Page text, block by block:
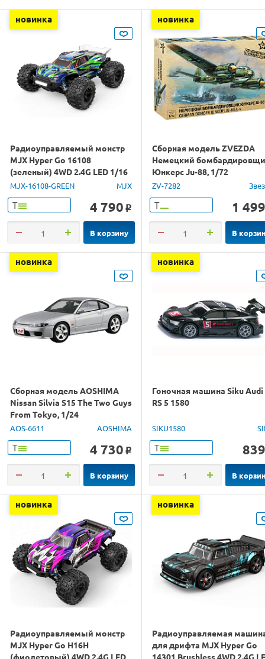
новинка
Радиоуправляемый монстр
MJX Hyper Go 16108
(зеленый) 4WD 2.4G LED 1/16
RTR
MJX-16108-GREEN MJX
Т 4 790 o
В корзину
новинка
Сборная модель ZVEZDA
Немецкий
Юнкерс Ju-88, 1/72
ZV-7282
Т 1 499
В
новинка
Сборная модель AOSHIMA
Nissan Silvia S15 The Two Guys
From Tokyo, 1/24
AOS-6611 AOSHIMA
Т 4 730 o
В корзину
новинка
Гоночная машина Siku Audi
RS 5 1580
SIKU1580
Т 839
В
новинка
Радиоуправляемый монстр
MJX Hyper Go H16H
(фиолетовый) 4WD 2.4G LED
новинка
Радиоуправляемая
для дрифта MJX Hyper Go
14301 Brushless 4WD 2.4G